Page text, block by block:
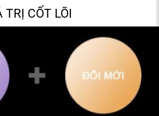
TRỊ CỐT LÕI